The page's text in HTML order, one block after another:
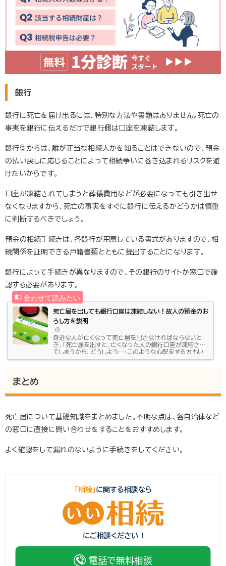
銀行
銀行に死亡を届け出るには、特別な方法や書類はありません。死亡の
事実を銀行に伝えるだけで銀行側は口座を凍結します。
銀行側からは、誰が正当な相続人かを知ることはできないので、預金
の払い戻しに応じることによって相続争いに巻き込まれるリスクを避
けたいからです。
口座が凍結されてしまうと葬儀費用などが必要になっても引き出せ
なくなりますから、死亡の事実をすぐに銀行に伝えるかどうかは慎重
に判断するべきでしょう。
預金の相続手続きは、各銀行が用意している書式がありますので、相
続関係を証明できる戸籍書類とともに提出することになります。
銀行によって手続きが異なりますので、その銀行のサイトか窓口で確
認する必要があります。
死亡届を出しても銀行口座は凍結しない！故人の預金のお
ろし方を説明
身近な人が亡くなって死亡届を出さなければならないと
き、「死亡届を出すと、亡くなった人の銀行口座が凍結され
てしまうから、どうしよう…」このような心配をする方もい
るかもしれません。個人の預貯金は、死亡届を出しただけで
ます。是非、参考にしてください。死亡届を出しても銀行口
まとめ
死亡届について基礎知識をまとめました。不明な点は、各自治体など
の窓口に直接に問い合わせをすることをおすすめします。
よく確認をして漏れのないように手続きをしてください。
「相続」に関する相談なら
にご相談ください !
電話で無料相談